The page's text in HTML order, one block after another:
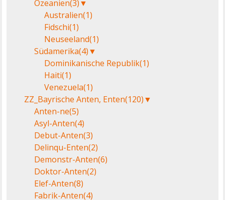
Ozeanien(3)▼
Australien(1)
Fidschi(1)
Neuseeland(1)
Südamerika(4)▼
Dominikanische Republik(1)
Haiti(1)
Venezuela(1)
ZZ_Bayrische Anten, Enten(120)▼
Anten-ne(5)
Asyl-Anten(4)
Debut-Anten(3)
Delinqu-Enten(2)
Demonstr-Anten(6)
Doktor-Anten(2)
Elef-Anten(8)
Fabrik-Anten(4)